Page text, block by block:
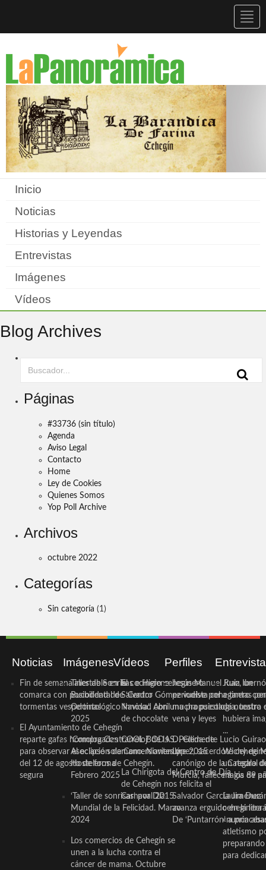
Inicio
Noticias
Historias y Leyendas
Entrevistas
Imágenes
Vídeos
Blog Archives
Páginas
#33736 (sin título)
Agenda
Aviso Legal
Contacto
Home
Ley de Cookies
Quienes Somos
Yop Poll Archive
Archivos
octubre 2022
Categorías
Sin categoría (1)
Noticias
Fin de semana inestable en la
comarca con posibilidad de
tormentas vespertinas
El Ayuntamiento de Cehegín
reparte gafas homologadas
para observar el eclipse solar
del 12 de agosto de forma
segura
Imágenes
Taller de Sonrisas e Higiene
Bucodental de ‘Centro
Odontológico Innova’. Abril
2025
‘Compra Contrarreloj’ de la
Asociación de Comerciantes y
Hosteleros de Cehegín.
Febrero 2025
‘Taller de sonrisas’ por Día
Mundial de la Felicidad. Marzo
2024
Los comercios de Cehegín se
unen a la lucha contra el
cáncer de mama. Octubre
Vídeos
El cocinero ceheginero
Salvador Gómez vuelve por
Navidad con una propuesta
de chocolate
COOL BODAS. Pedida de
mano. Noviembre 2015
La Chirigota del Centro de Día
de Cehegín nos felicita el
Carnaval 2015
Perfiles
Jesús Manuel Ruiz, un
periodista ceheginero con
mucha psicología, teatro
vena y leyes
D. Clemente Lucio Guirao
López, sacerdote
canónigo de la Catedral
Murcia, fallece a los 89
Salvador García Jiménez
avanza erguido en la
De ‘Puntarrón’ a
Juan
a tantas
de nuestra
hubiera
...
Wichy de
un regalo
magia de
Laura
ceheginera
«nunca
atletismo
para